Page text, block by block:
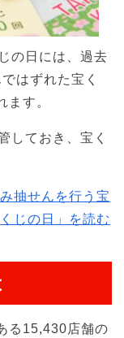
の日には、過去
はずれた宝く
ます。
しておき、宝く
抽せんを行う宝
くじの日」を読む
る15,430店舗の